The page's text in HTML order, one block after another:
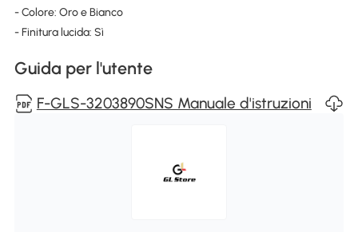
- Colore: Oro e Bianco
- Finitura lucida: Sì
Guida per l'utente
F-GLS-3203890SNS Manuale d'istruzioni